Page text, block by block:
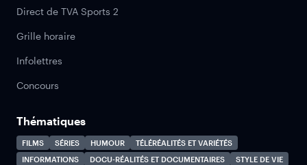
Direct de TVA Sports 2
Grille horaire
Infolettres
Concours
Thématiques
FILMS SÉRIES HUMOUR
TÉLÉRÉALITÉS ET VARIÉTÉS
INFORMATIONS
DOCU-RÉALITÉS ET DOCUMENTAIRES
STYLE DE VIE